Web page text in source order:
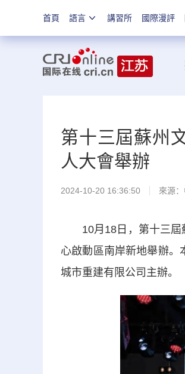
首頁 語言 講習所 國際漫評
第十三屆蘇州
人大會舉辦
2024-10-20 16:36:50 來源
10月18日，第十三屆
心啟動區南岸新地舉辦。
城市重建有限公司主辦。